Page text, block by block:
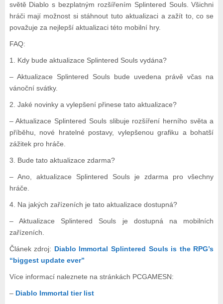
světě Diablo s bezplatným rozšířením Splintered Souls. Všichni
hráči mají možnost si stáhnout tuto aktualizaci a zažít to, co se
považuje za nejlepší aktualizaci této mobilní hry.
FAQ:
1. Kdy bude aktualizace Splintered Souls vydána?
– Aktualizace Splintered Souls bude uvedena právě včas na
vánoční svátky.
2. Jaké novinky a vylepšení přinese tato aktualizace?
– Aktualizace Splintered Souls slibuje rozšíření herního světa a
příběhu, nové hratelné postavy, vylepšenou grafiku a bohatší
zážitek pro hráče.
3. Bude tato aktualizace zdarma?
– Ano, aktualizace Splintered Souls je zdarma pro všechny
hráče.
4. Na jakých zařízeních je tato aktualizace dostupná?
– Aktualizace Splintered Souls je dostupná na mobilních
zařízeních.
Článek zdroj: Diablo Immortal Splintered Souls is the RPG’s
“biggest update ever”
Více informací naleznete na stránkách PCGAMESN:
– Diablo Immortal tier list